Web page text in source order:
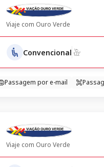
Viaje com Ouro Verde
Convencional
Passagem por e-mail
Viaje com Ouro Verde